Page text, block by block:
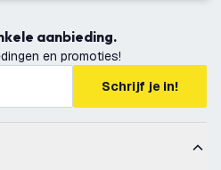
aanbieding.
en promoties!
Schrijf je in!